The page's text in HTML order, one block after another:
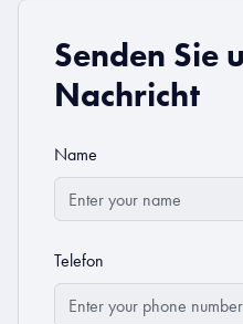
Senden Sie
Nachricht
Name
Telefon